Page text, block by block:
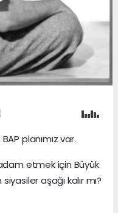
planımız var.
etmek için Büyük
aşağı kalır mı?